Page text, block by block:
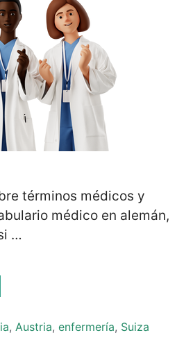
términos médicos y
médico en alemán,
…
, Austria, enfermería, Suiza